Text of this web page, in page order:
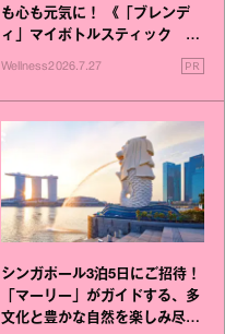
も心も元気に！ 《「ブレンデ
ィ」マイボトルスティック い
いこと毎日》シリーズが誕生
Wellness2026.7.27 PR
シンガポール3泊5日にご招待！
「マーリー」がガイドする、多
文化と豊かな自然を楽しみ尽く